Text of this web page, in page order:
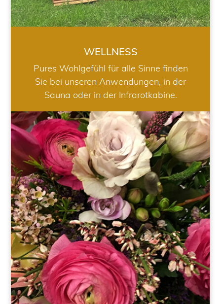
WELLNESS
Pures Wohlgefühl für alle Sinne finden
Sie bei unseren Anwendungen, in der
Sauna oder in der Infrarotkabine.
HOCHZEIT